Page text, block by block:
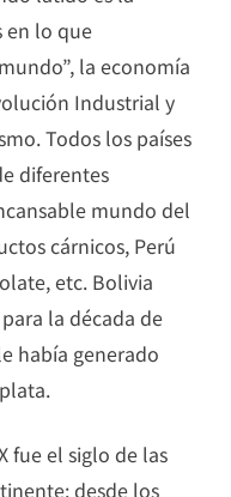
en lo que
la economía
Industrial y
Todos los países
diferentes
mundo del
cárnicos, Perú
etc. Bolivia
la década de
había generado
fue el siglo de las
desde los